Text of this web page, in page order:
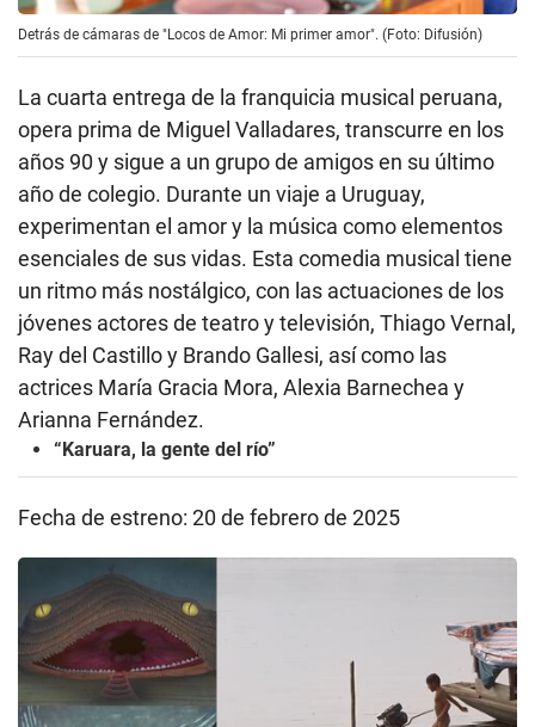
Detrás de cámaras de "Locos de Amor: Mi primer amor". (Foto: Difusión)
La cuarta entrega de la franquicia musical peruana,
opera prima de Miguel Valladares, transcurre en los
años 90 y sigue a un grupo de amigos en su último
año de colegio. Durante un viaje a Uruguay,
experimentan el amor y la música como elementos
esenciales de sus vidas. Esta comedia musical tiene
un ritmo más nostálgico, con las actuaciones de los
jóvenes actores de teatro y televisión, Thiago Vernal,
Ray del Castillo y Brando Gallesi, así como las
actrices María Gracia Mora, Alexia Barnechea y
Arianna Fernández.
“Karuara, la gente del río”
Fecha de estreno: 20 de febrero de 2025